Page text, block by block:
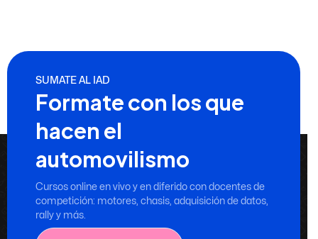
SUMATE AL IAD
Formate con los que
hacen el
automovilismo
Cursos online en vivo y en diferido con docentes de
competición: motores, chasis, adquisición de datos,
rally y más.